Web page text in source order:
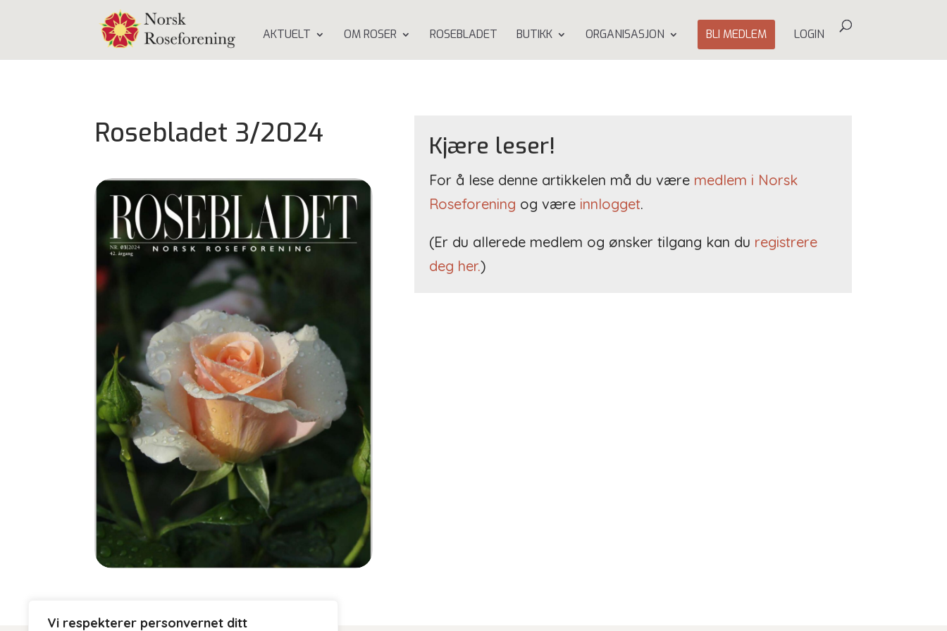
Vi respekterer personvernet ditt
AKTUELT OM ROSER ROSEBLADET BUTIKK ORGANISASJON BLI MEDLEM LOGIN
Rosebladet 3/2024 Kjære leser!
For å lese denne artikkelen må du være medlem i Norsk
Roseforening og være innlogget.
(Er du allerede medlem og ønsker tilgang kan du registrere
deg her.)